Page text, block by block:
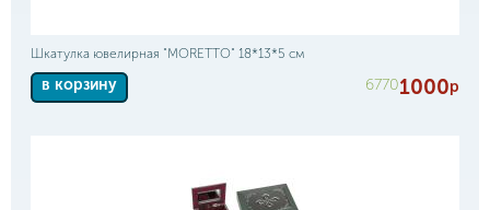
Шкатулка ювелирная "MORETTO" 18*13*5 см
в корзину 67701000р